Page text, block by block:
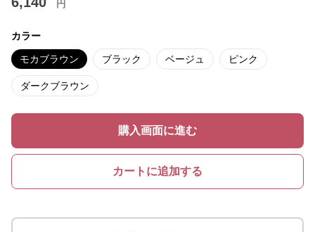
円
カラー
モカブラウン ブラック ベージュ ピンク
ダークブラウン
購入画面に進む
カートに追加する